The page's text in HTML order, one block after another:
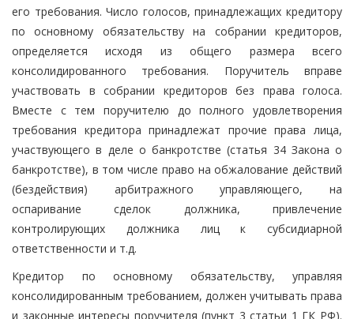
его требования. Число голосов, принадлежащих кредитору
по основному обязательству на собрании кредиторов,
определяется исходя из общего размера всего
консолидированного требования. Поручитель вправе
участвовать в собрании кредиторов без права голоса.
Вместе с тем поручителю до полного удовлетворения
требования кредитора принадлежат прочие права лица,
участвующего в деле о банкротстве (статья 34 Закона о
банкротстве), в том числе право на обжалование действий
(бездействия) арбитражного управляющего, на
оспаривание сделок должника, привлечение
контролирующих должника лиц к субсидиарной
ответственности и т.д.
Кредитор по основному обязательству, управляя
консолидированным требованием, должен учитывать права
и законные интересы поручителя (пункт 3 статьи 1 ГК РФ).